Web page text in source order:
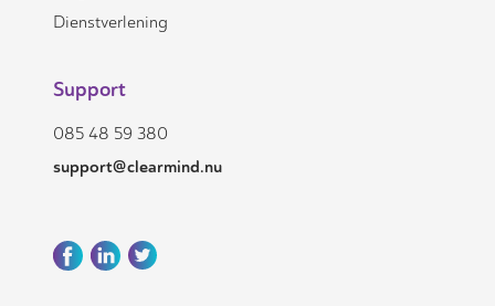
Dienstverlening
Support
085 48 59 380
support@clearmind.nu